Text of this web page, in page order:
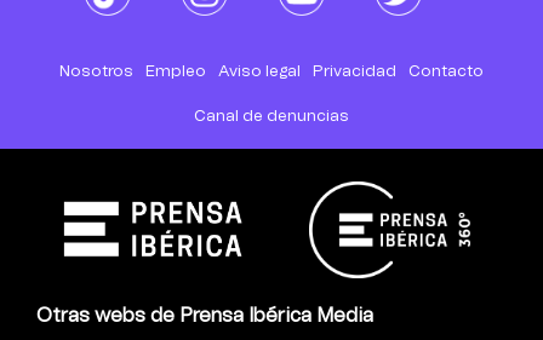
Nosotros Empleo Aviso legal Privacidad Contacto
Canal de denuncias
Otras webs de Prensa Ibérica Media